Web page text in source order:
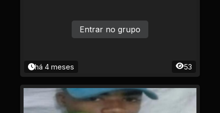
há 4 meses 53
Entrar no grupo